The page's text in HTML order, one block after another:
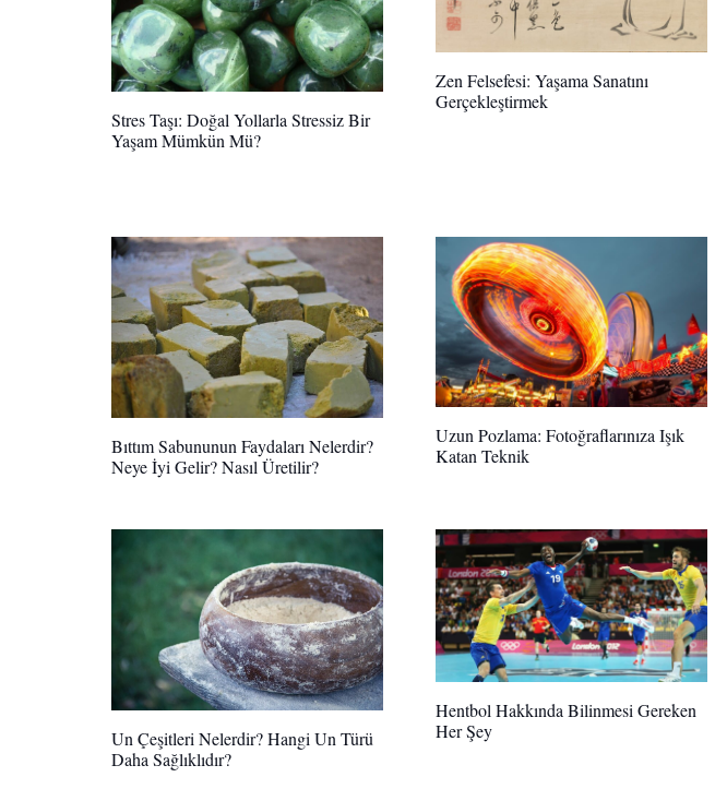
Stres Taşı: Doğal Yollarla Stressiz Bir
Yaşam Mümkün Mü?
Zen Felsefesi: Yaşama Sanatını
Gerçekleştirmek
Bıttım Sabununun Faydaları Nelerdir?
Neye İyi Gelir? Nasıl Üretilir?
Uzun Pozlama: Fotoğraflarınıza Işık
Katan Teknik
Un Çeşitleri Nelerdir? Hangi Un Türü
Daha Sağlıklıdır?
Hentbol Hakkında Bilinmesi Gereken
Her Şey